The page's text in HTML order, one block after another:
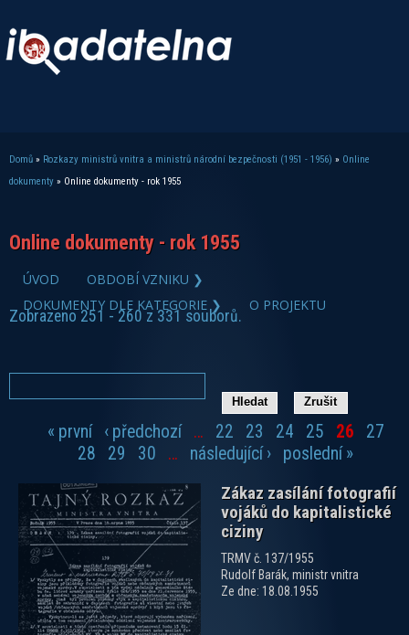
Jste zde
Domů » Rozkazy ministrů vnitra a ministrů národní bezpečnosti (1951 - 1956) » Online
dokumenty » Online dokumenty - rok 1955
Online dokumenty - rok 1955
ÚVOD
OBDOBÍ VZNIKU ❯
DOKUMENTY DLE KATEGORIE ❯
O PROJEKTU
Zobrazeno 251 - 260 z 331 souborů.
Stránky
« první ‹ předchozí … 22 23 24 25 26
27
28
29 30 … následující ›
poslední »
Zákaz zasílání fotografií
vojáků do kapitalistické
ciziny
TRMV č. 137/1955
Rudolf Barák, ministr vnitra
Ze dne: 18.08.1955
zobrazit PDF dokument